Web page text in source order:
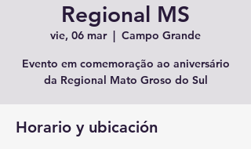
Regional MS
vie, 06 mar
  |
Campo Grande
Evento em comemoração ao aniversário
da Regional Mato Groso do Sul
Horario y ubicación